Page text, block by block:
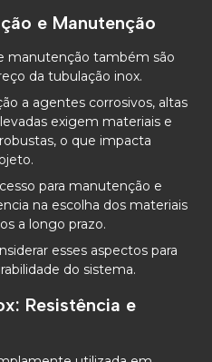
e Manutenção
manutenção também são
da tubulação inox.
a agentes corrosivos, altas
exigem materiais e
o que impacta
para manutenção e
na escolha dos materiais
a longo prazo.
esses aspectos para
do sistema.
Resistência e